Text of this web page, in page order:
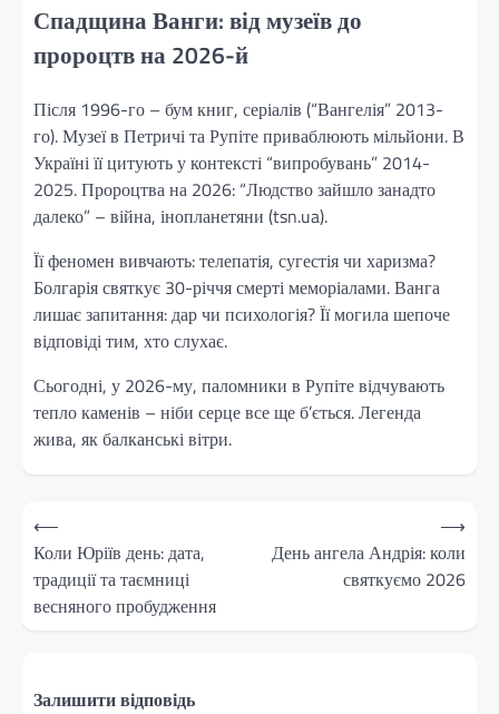
Спадщина Ванги: від музеїв до
пророцтв на 2026-й
Після 1996-го – бум книг, серіалів (“Вангелія” 2013-
го). Музеї в Петричі та Рупіте приваблюють мільйони. В
Україні її цитують у контексті “випробувань” 2014-
2025. Пророцтва на 2026: “Людство зайшло занадто
далеко” – війна, інопланетяни (tsn.ua).
Її феномен вивчають: телепатія, сугестія чи харизма?
Болгарія святкує 30-річчя смерті меморіалами. Ванга
лишає запитання: дар чи психологія? Її могила шепоче
відповіді тим, хто слухає.
Сьогодні, у 2026-му, паломники в Рупіте відчувають
тепло каменів – ніби серце все ще б’ється. Легенда
жива, як балканські вітри.
Навігація
записів
⟵
Коли Юріїв день: дата,
традиції та таємниці
весняного пробудження
День ангела Андрія: коли
святкуємо 2026
⟶
Залишити відповідь